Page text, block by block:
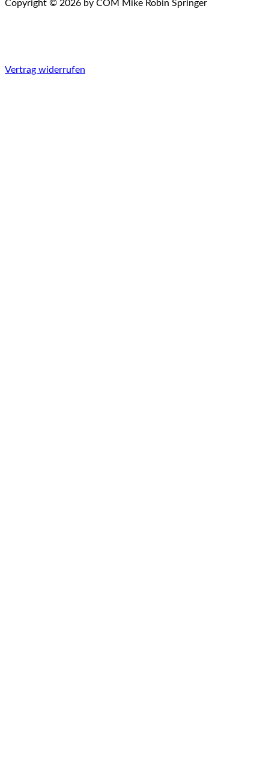
Copyright © 2026 by COM Mike Robin Springer
Vertrag widerrufen